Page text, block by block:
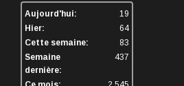
Aujourd'hui:
19
Hier:
64
Cette semaine:
83
Semaine
dernière:
437